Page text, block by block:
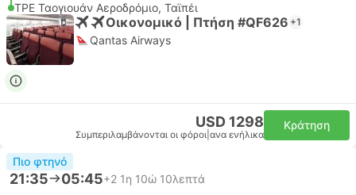
TPE Ταογιουάν Αεροδρόμιο, Ταϊπέι
Οικονομικό | Πτήση #QF626 +1
Qantas Airways
USD 1298
Συμπεριλαμβάνονται οι φόροι ανα ενήλικα
Κράτηση
Πιο φτηνό
21:35 05:45+2 1η 10ώ 10λεπτά